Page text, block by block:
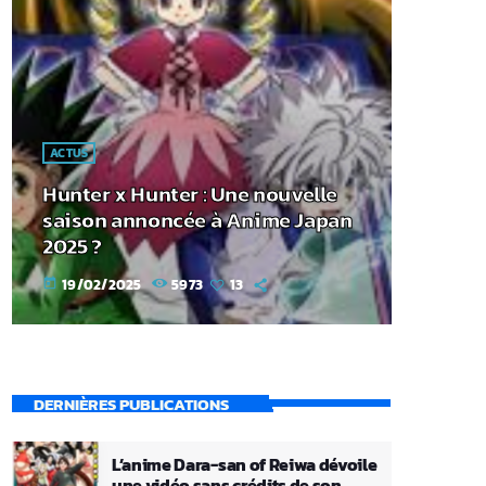
ACTUS
Hunter x Hunter : Une nouvelle
saison annoncée à Anime Japan
2025 ?
today 19/02/2025 5973 13
DERNIÈRES PUBLICATIONS
L’anime Dara-san of Reiwa dévoile